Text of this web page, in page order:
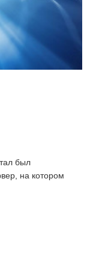
был
на котором